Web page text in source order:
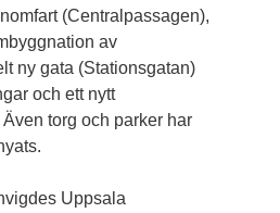
(Centralpassagen),
av
ny gata (Stationsgatan)
och ett nytt
torg och parker har
Uppsala